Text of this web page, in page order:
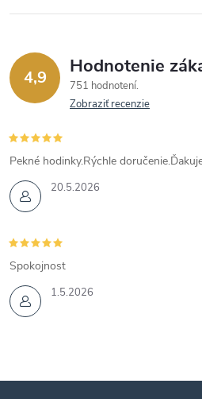
4,9 Hodnotenie
751 hodnotení
Zobraziť recenzie
20.5.2026
Pekné hodinky.Rýchle
1.5.2026
Spokojnost